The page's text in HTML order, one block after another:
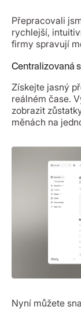
Přepracovali
rychlejší,
firmy spravují
Centralizovaná
Získejte jasný
reálném čase.
zobrazit
měnách na
Nyní můžete